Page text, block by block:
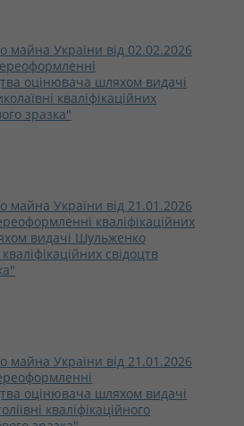
майна України від 02.02.2026
оцінювача шляхом видачі
кваліфікаційних
зразка"
майна України від 21.01.2026
кваліфікаційних
видачі Шульженко
свідоцтв
майна України від 21.01.2026
оцінювача шляхом видачі
кваліфікаційного